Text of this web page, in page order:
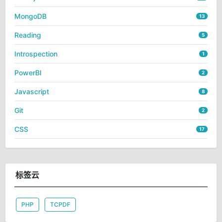
MongoDB 13
Reading 5
Introspection 1
PowerBI 2
Javascript 8
Git 2
CSS 17
标签云
PHP TCPDF